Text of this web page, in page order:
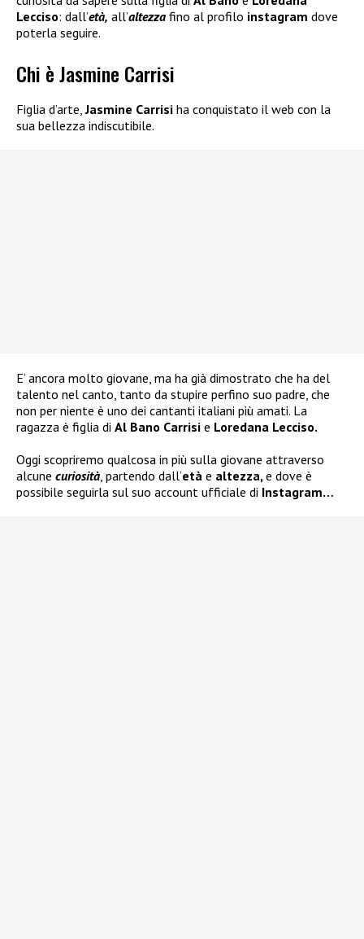
Lecciso: dall’età, all’altezza fino al profilo instagram dove
poterla seguire.
Chi è Jasmine Carrisi
Figlia d’arte,Jasmine Carrisi ha conquistato il web con la
sua bellezza indiscutibile.
E’ ancora molto giovane, ma ha già dimostrato che ha del
talento nel canto, tanto da stupire perfino suo padre, che
non per niente è uno dei cantanti italiani più amati. La
ragazza è figlia di Al Bano Carrisi e Loredana Lecciso.
Oggi scopriremo qualcosa in più sulla giovane attraverso
alcune curiosità, partendo dall’età e altezza,e dove è
possibile seguirla sul suo account ufficiale di Instagram…